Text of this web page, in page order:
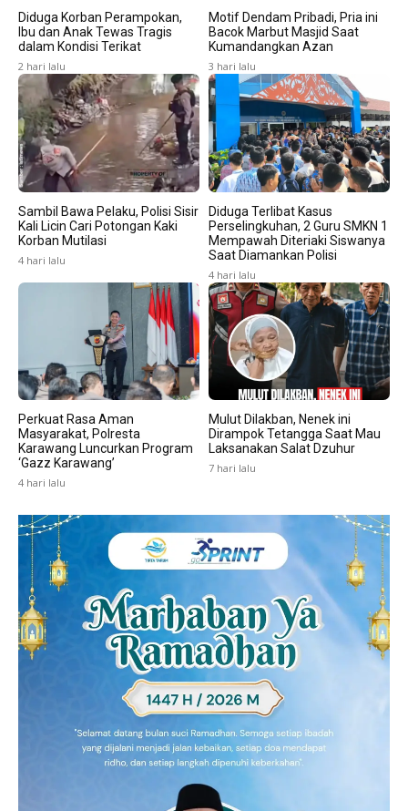
Diduga Korban Perampokan,
Ibu dan Anak Tewas Tragis
dalam Kondisi Terikat
2 hari lalu
Motif Dendam Pribadi, Pria ini
Bacok Marbut Masjid Saat
Kumandangkan Azan
3 hari lalu
Sambil Bawa Pelaku, Polisi Sisir
Kali Licin Cari Potongan Kaki
Korban Mutilasi
4 hari lalu
Diduga Terlibat Kasus
Perselingkuhan, 2 Guru SMKN 1
Mempawah Diteriaki Siswanya
Saat Diamankan Polisi
4 hari lalu
Perkuat Rasa Aman
Masyarakat, Polresta
Karawang Luncurkan Program
‘Gazz Karawang’
4 hari lalu
Mulut Dilakban, Nenek ini
Dirampok Tetangga Saat Mau
Laksanakan Salat Dzuhur
7 hari lalu